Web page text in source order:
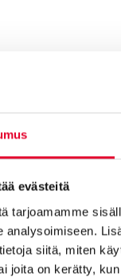
evästeitä
tarjoamamme
analysoimiseen.
siitä, miten
joita on kerätty,